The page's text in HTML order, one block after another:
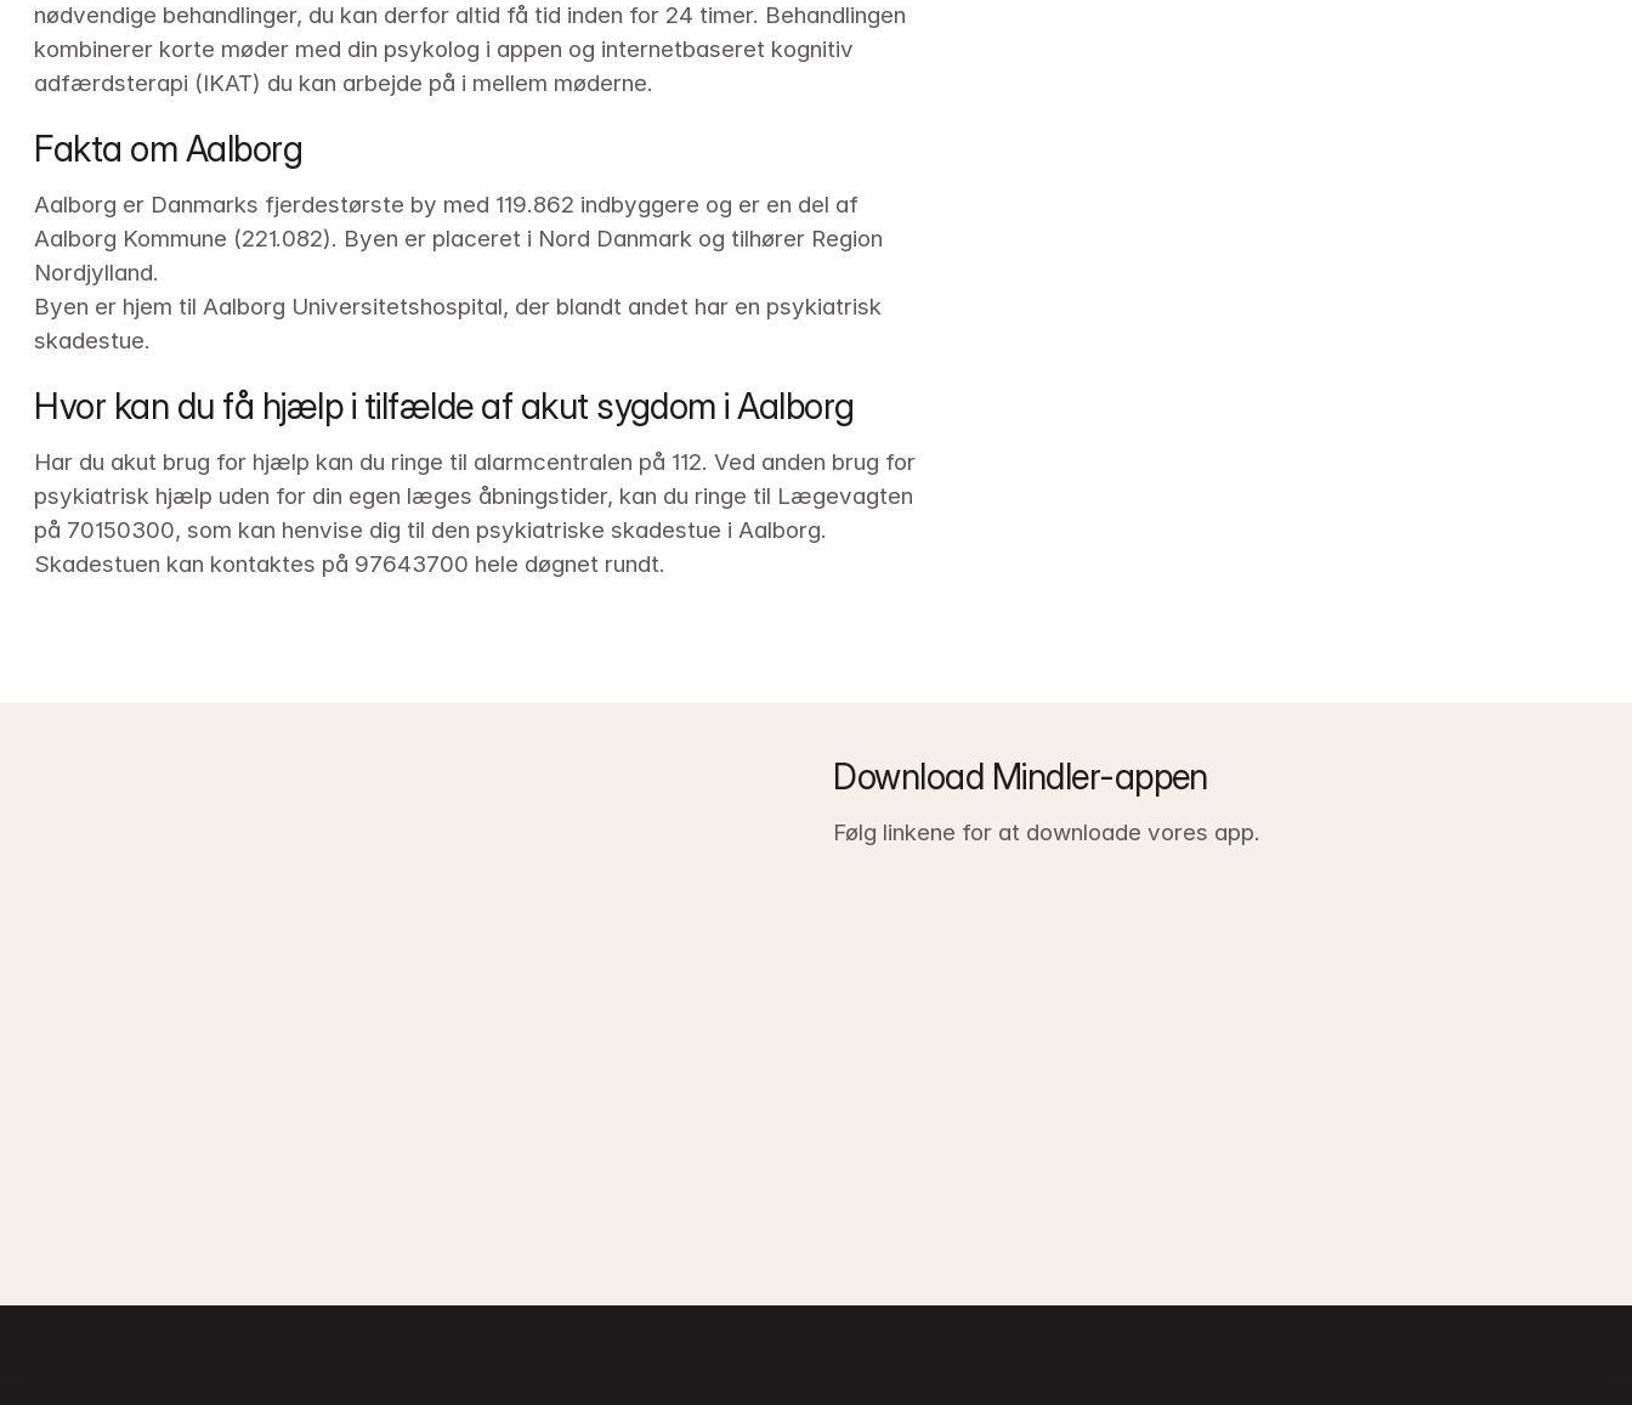
nødvendige behandlinger, du kan derfor altid få tid inden for 24 timer. Behandlingen
kombinerer korte møder med din psykolog i appen og internetbaseret kognitiv
adfærdsterapi (IKAT) du kan arbejde på i mellem møderne.
Fakta om Aalborg
Aalborg er Danmarks fjerdestørste by med 119.862 indbyggere og er en del af
Aalborg Kommune (221.082). Byen er placeret i Nord Danmark og tilhører Region
Nordjylland.
Byen er hjem til Aalborg Universitetshospital, der blandt andet har en psykiatrisk
skadestue.
Hvor kan du få hjælp i tilfælde af akut sygdom i Aalborg
Har du akut brug for hjælp kan du ringe til alarmcentralen på 112. Ved anden brug for
psykiatrisk hjælp uden for din egen læges åbningstider, kan du ringe til Lægevagten
på 70150300, som kan henvise dig til den psykiatriske skadestue i Aalborg.
Skadestuen kan kontaktes på 97643700 hele døgnet rundt.
Download Mindler-appen
Følg linkene for at downloade vores app.